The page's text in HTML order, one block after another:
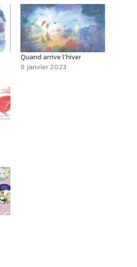
Quand arrive l’hiver
8 janvier 2023